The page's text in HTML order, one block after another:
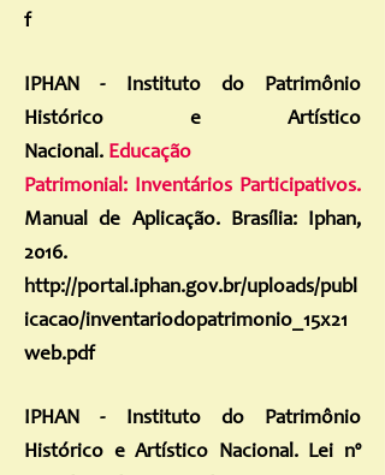
f
IPHAN - Instituto do Patrimônio
Histórico e Artístico
Nacional. Educação
Patrimonial: Inventários Participativos.
Manual de Aplicação. Brasília: Iphan,
2016.
http://portal.iphan.gov.br/uploads/publ
icacao/inventariodopatrimonio_15x21
web.pdf
IPHAN - Instituto do Patrimônio
Histórico e Artístico Nacional. Lei nº